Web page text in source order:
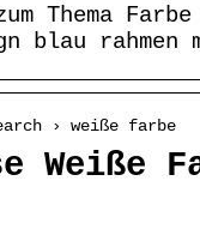
Thema
blau rahmen
› weiße farbe
Weiße